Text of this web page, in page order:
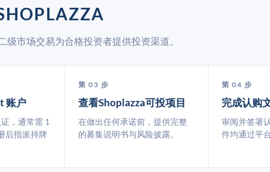
市场交易为合格投资者提供投资渠道。
账户
，通常需 1
后指派持牌
第 03 步
查看Shoplazza可投项目
在做出任何承诺前，提供完整
的募集说明书与风险披露。
第 04 步
完成认购
审阅并签署
件均通过平